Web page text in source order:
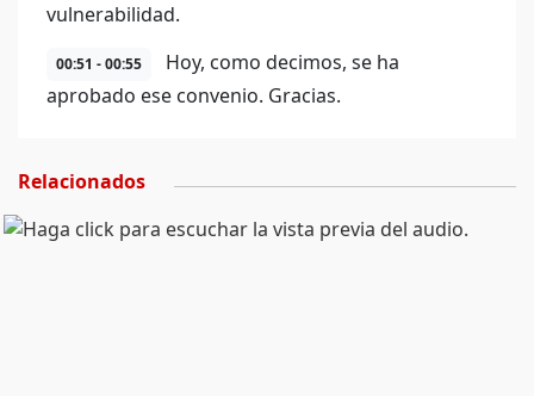
vulnerabilidad.
00:51 - 00:55
Hoy, como decimos, se ha
aprobado ese convenio. Gracias.
Relacionados